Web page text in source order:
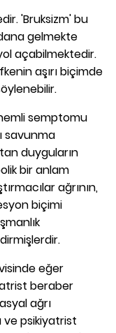
'Bruksizm' bu
gelmekte
açabilmektedir.
aşırı biçimde
semptomu
savunma
duyguların
bir anlam
ağrının,
biçimi
eğer
beraber
ağrı
ve psikiyatrist